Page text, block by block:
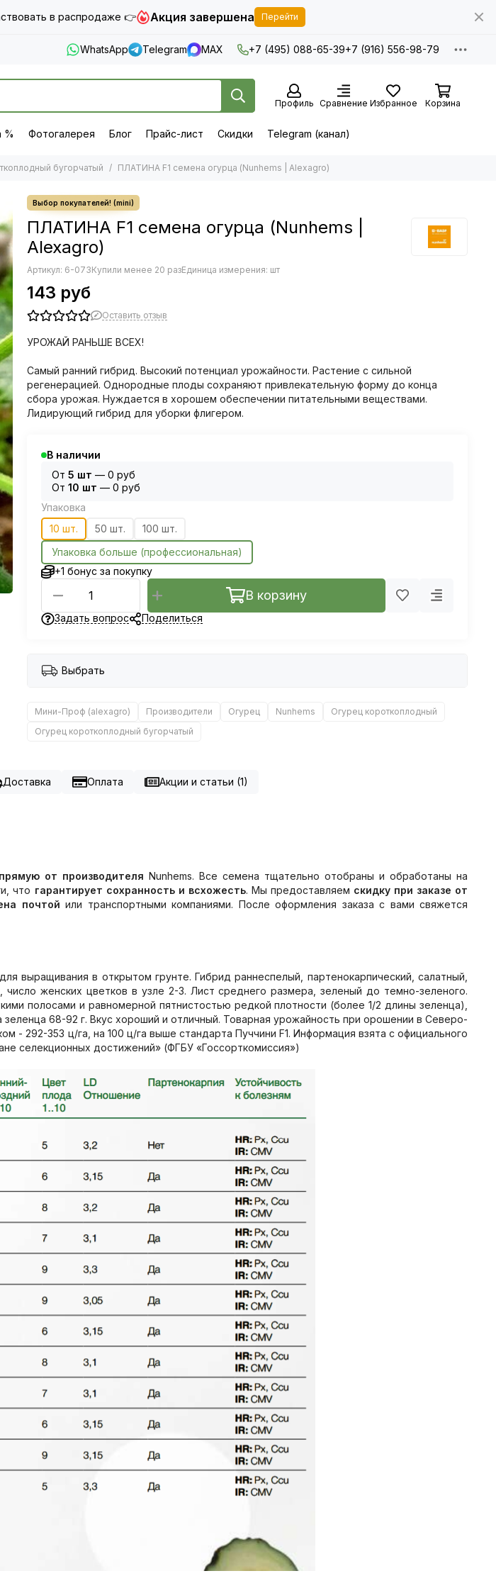
в распродаже 👉 Акция завершена Перейти
WhatsApp Telegram MAX +7 (495) 088-65-39+7 (916) 556-98-79
Профиль Сравнение Избранное Корзина
% Фотогалерея Блог Прайс-лист Скидки Telegram (канал)
бугорчатый ПЛАТИНА F1 семена огурца (Nunhems | Alexagro)
ПЛАТИНА F1 семена огурца (Nunhems |
Alexagro)
Артикул: 6-073Купили менее 20 разЕдиница измерения: шт
143 руб
Оставить отзыв
УРОЖАЙ РАНЬШЕ ВСЕХ!
Самый ранний гибрид. Высокий потенциал урожайности. Растение с сильной
регенерацией. Однородные плоды сохраняют привлекательную форму до конца
сбора урожая. Нуждается в хорошем обеспечении питательными веществами.
Лидирующий гибрид для уборки флигером.
В наличии
От 5 шт — 0 руб
От 10 шт — 0 руб
Упаковка
10 шт.
50 шт.
100 шт.
Упаковка больше (профессиональная)
+1 бонус за покупку
В корзину
Задать вопрос Поделиться
Выбрать
Мини-Проф (alexagro) Производители Огурец Nunhems
Огурец короткоплодный
Огурец короткоплодный бугорчатый
Доставка Оплата Акции и статьи (1)
от производителя Nunhems. Все семена тщательно отобраны и обработаны на
что гарантирует сохранность и всхожесть. Мы предоставляем скидку при заказе от
почтой или транспортными компаниями. После оформления заказа с вами свяжется
в открытом грунте. Гибрид раннеспелый, партенокарпический, салатный,
женских цветков в узле 2-3. Лист среднего размера, зеленый до темно-зеленого.
полосами и равномерной пятнистостью редкой плотности (более 1/2 длины зеленца),
68-92 г. Вкус хороший и отличный. Товарная урожайность при орошении в Северо-
- 292-353 ц/га, на 100 ц/га выше стандарта Пуччини F1. Информация взята с официального
селекционных достижений» (ФГБУ «Госсорткомиссия»)